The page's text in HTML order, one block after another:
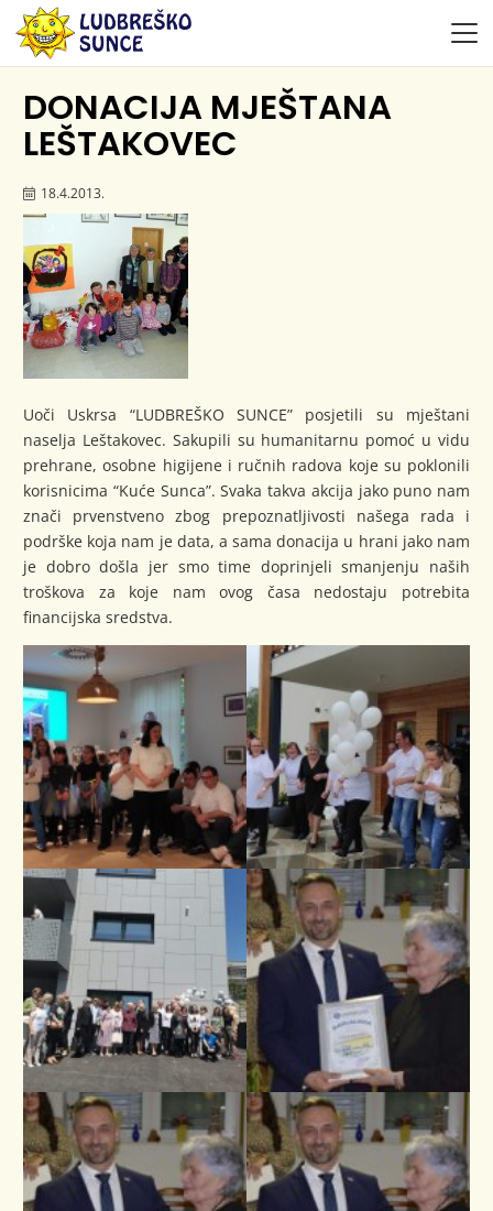
DONACIJA MJEŠTANA
LEŠTAKOVEC
18.4.2013.
Uoči Uskrsa “LUDBREŠKO SUNCE” posjetili su mještani
naselja Leštakovec. Sakupili su humanitarnu pomoć u vidu
prehrane, osobne higijene i ručnih radova koje su poklonili
korisnicima “Kuće Sunca”. Svaka takva akcija jako puno nam
znači prvenstveno zbog prepoznatljivosti našega rada i
podrške koja nam je data, a sama donacija u hrani jako nam
je dobro došla jer smo time doprinjeli smanjenju naših
troškova za koje nam ovog časa nedostaju potrebita
financijska sredstva.